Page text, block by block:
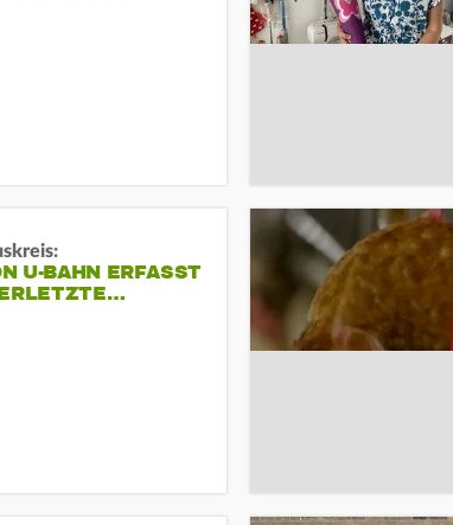
U-BAHN ERFASST